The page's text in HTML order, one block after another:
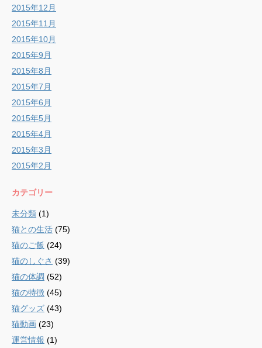
2015年12月
2015年11月
2015年10月
2015年9月
2015年8月
2015年7月
2015年6月
2015年5月
2015年4月
2015年3月
2015年2月
カテゴリー
未分類 (1)
猫との生活 (75)
猫のご飯 (24)
猫のしぐさ (39)
猫の体調 (52)
猫の特徴 (45)
猫グッズ (43)
猫動画 (23)
運営情報 (1)